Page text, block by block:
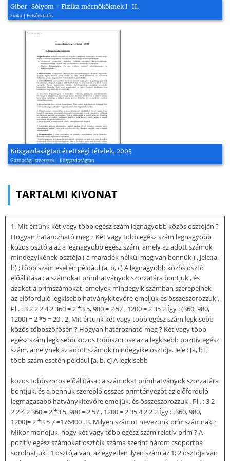
Giber-Sólyom - Fizika mérnököknek I-II.
Fizika | Felsőoktatás
Közgazdaságtan érettségi tételek, 2005
Gazdasági Ismeretek | Közgazdaságtan
TARTALMI KIVONAT
1. Mit értünk két vagy több egész szám legnagyobb közös osztóján ?
Hogyan határozható meg ? Két vagy több egész szám legnagyobb
közös osztója az a legnagyobb egész szám, amely az adott számok
mindegyikének osztója ( a maradék nélkül meg van bennük ) . Jele:(a,
b) ; több szám esetén például (a, b, c) A legnagyobb közös osztó
előállítása : a számokat prímhatványok szorzatára bontjuk , és
azokat a prímszámokat, amelyek mindegyik számban szerepelnek
az előforduló legkisebb hatványkitevőre emeljük és összeszorozzuk .
Pl . : 3 2 2 2 4 2 360 = 2 *3 5, 980 = 2 57 , 1200 = 2 35 2 Így : (360, 980,
1200) = 2 *5 = 20 . 2. Mit értünk két vagy több egész szám legkisebb
közös többszörösén ? Hogyan határozható meg ? Két vagy több
egész szám legkisebb közös többszöröse az a legkisebb pozitív egész
szám, amelynek az adott számok mindegyike osztója. Jele : [a, b] ;
több szám esetén például [a, b, c] A legkisebb
közös többszörös előállítása : a számokat prímhatványok szorzatára
bontjuk, és a bennük szereplő összes prímtényezőt az előforduló
legmagasabb hatványkitevőre emeljük, és összeszorozzuk . Pl . : 3 2
2 2 4 2 360 = 2 *3 5, 980 = 2 57 , 1200 = 2 35 4 2 2 2 Így : [360, 980,
1200]= 2 *3 5 7 =176400 . 3. Milyen számot nevezünk prímszámnak ?
Mikor mondjuk, hogy két vagy több egész szám relatív prím ? A
pozitív egész számokat osztóik száma szerint három csoportba
sorolhatjuk : 1 osztója van, az egyetlen ilyen szám az 1; 2 osztója van